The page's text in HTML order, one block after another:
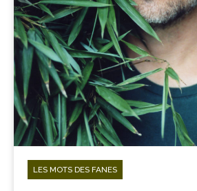
LES MOTS DES FANES